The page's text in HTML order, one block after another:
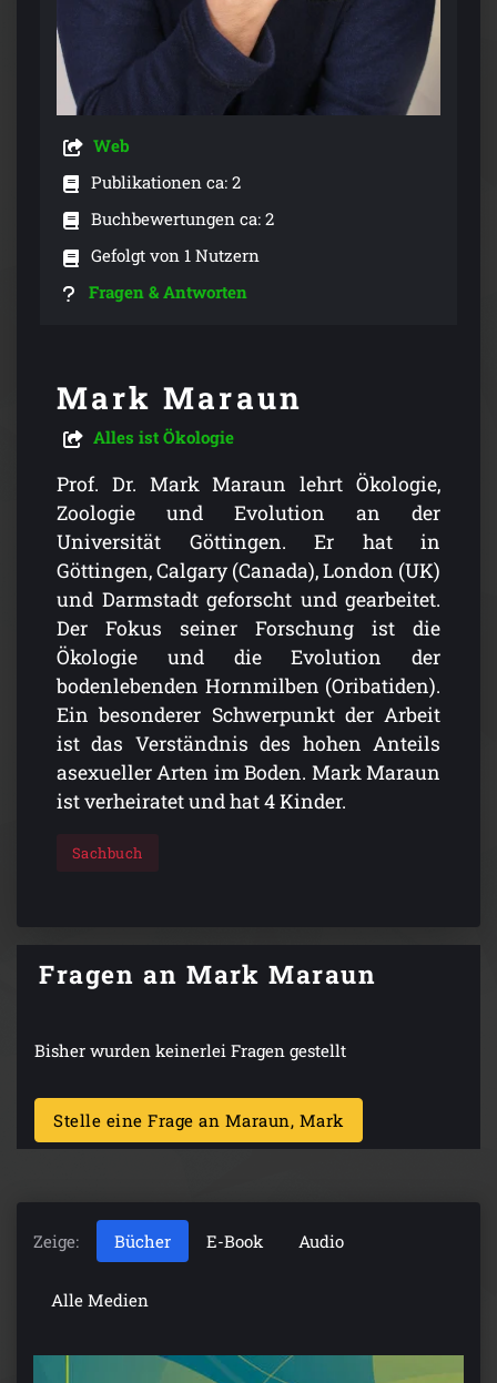
Web
Publikationen ca: 2
Buchbewertungen ca: 2
Gefolgt von 1 Nutzern
Fragen & Antworten
Mark Maraun
Alles ist Ökologie
Prof. Dr. Mark Maraun lehrt Ökologie,
Zoologie und Evolution an der
Universität Göttingen. Er hat in
Göttingen, Calgary (Canada), London (UK)
und Darmstadt geforscht und gearbeitet.
Der Fokus seiner Forschung ist die
Ökologie und die Evolution der
bodenlebenden Hornmilben (Oribatiden).
Ein besonderer Schwerpunkt der Arbeit
ist das Verständnis des hohen Anteils
asexueller Arten im Boden. Mark Maraun
ist verheiratet und hat 4 Kinder.
Sachbuch
Fragen an Mark Maraun
Bisher wurden keinerlei Fragen gestellt
Stelle eine Frage an Maraun, Mark
Zeige: Bücher E-Book Audio
Alle Medien